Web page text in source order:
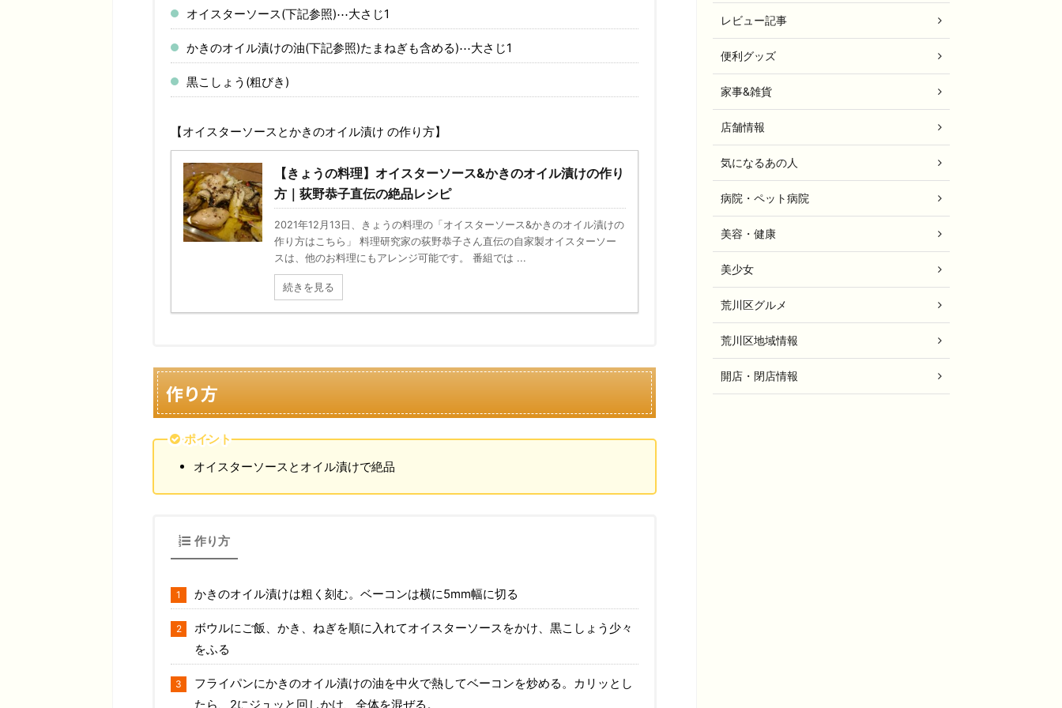
オイスターソース(下記参照)⋯大さじ1
かきのオイル漬けの油(下記参照)たまねぎも含める)⋯大さじ1
黒こしょう(粗びき)
【オイスターソースとかきのオイル漬け の作り方】
【きょうの料理】オイスターソース&かきのオイル漬けの作り
方｜荻野恭子直伝の絶品レシピ
2021年12月13日、きょうの料理の「オイスターソース&かきのオイル漬けの
作り方はこちら」 料理研究家の荻野恭子さん直伝の自家製オイスターソー
スは、他のお料理にもアレンジ可能です。 番組では ...
続きを見る
作り方
ポイント
オイスターソースとオイル漬けで絶品
作り方
かきのオイル漬けは粗く刻む。ベーコンは横に5mm幅に切る
ボウルにご飯、かき、ねぎを順に入れてオイスターソースをかけ、黒こしょう少々
をふる
フライパンにかきのオイル漬けの油を中火で熱してベーコンを炒める。カリッとし
たら、2にジュッと回しかけ、全体を混ぜる。
レビュー記事
便利グッズ
家事&雑貨
店舗情報
気になるあの人
病院・ペット病院
美容・健康
美少女
荒川区グルメ
荒川区地域情報
開店・閉店情報